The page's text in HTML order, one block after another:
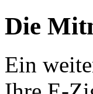
Die
Ein